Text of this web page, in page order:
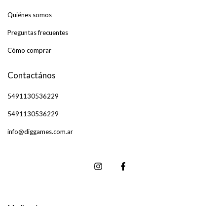
Quiénes somos
Preguntas frecuentes
Cómo comprar
Contactános
5491130536229
5491130536229
info@diggames.com.ar